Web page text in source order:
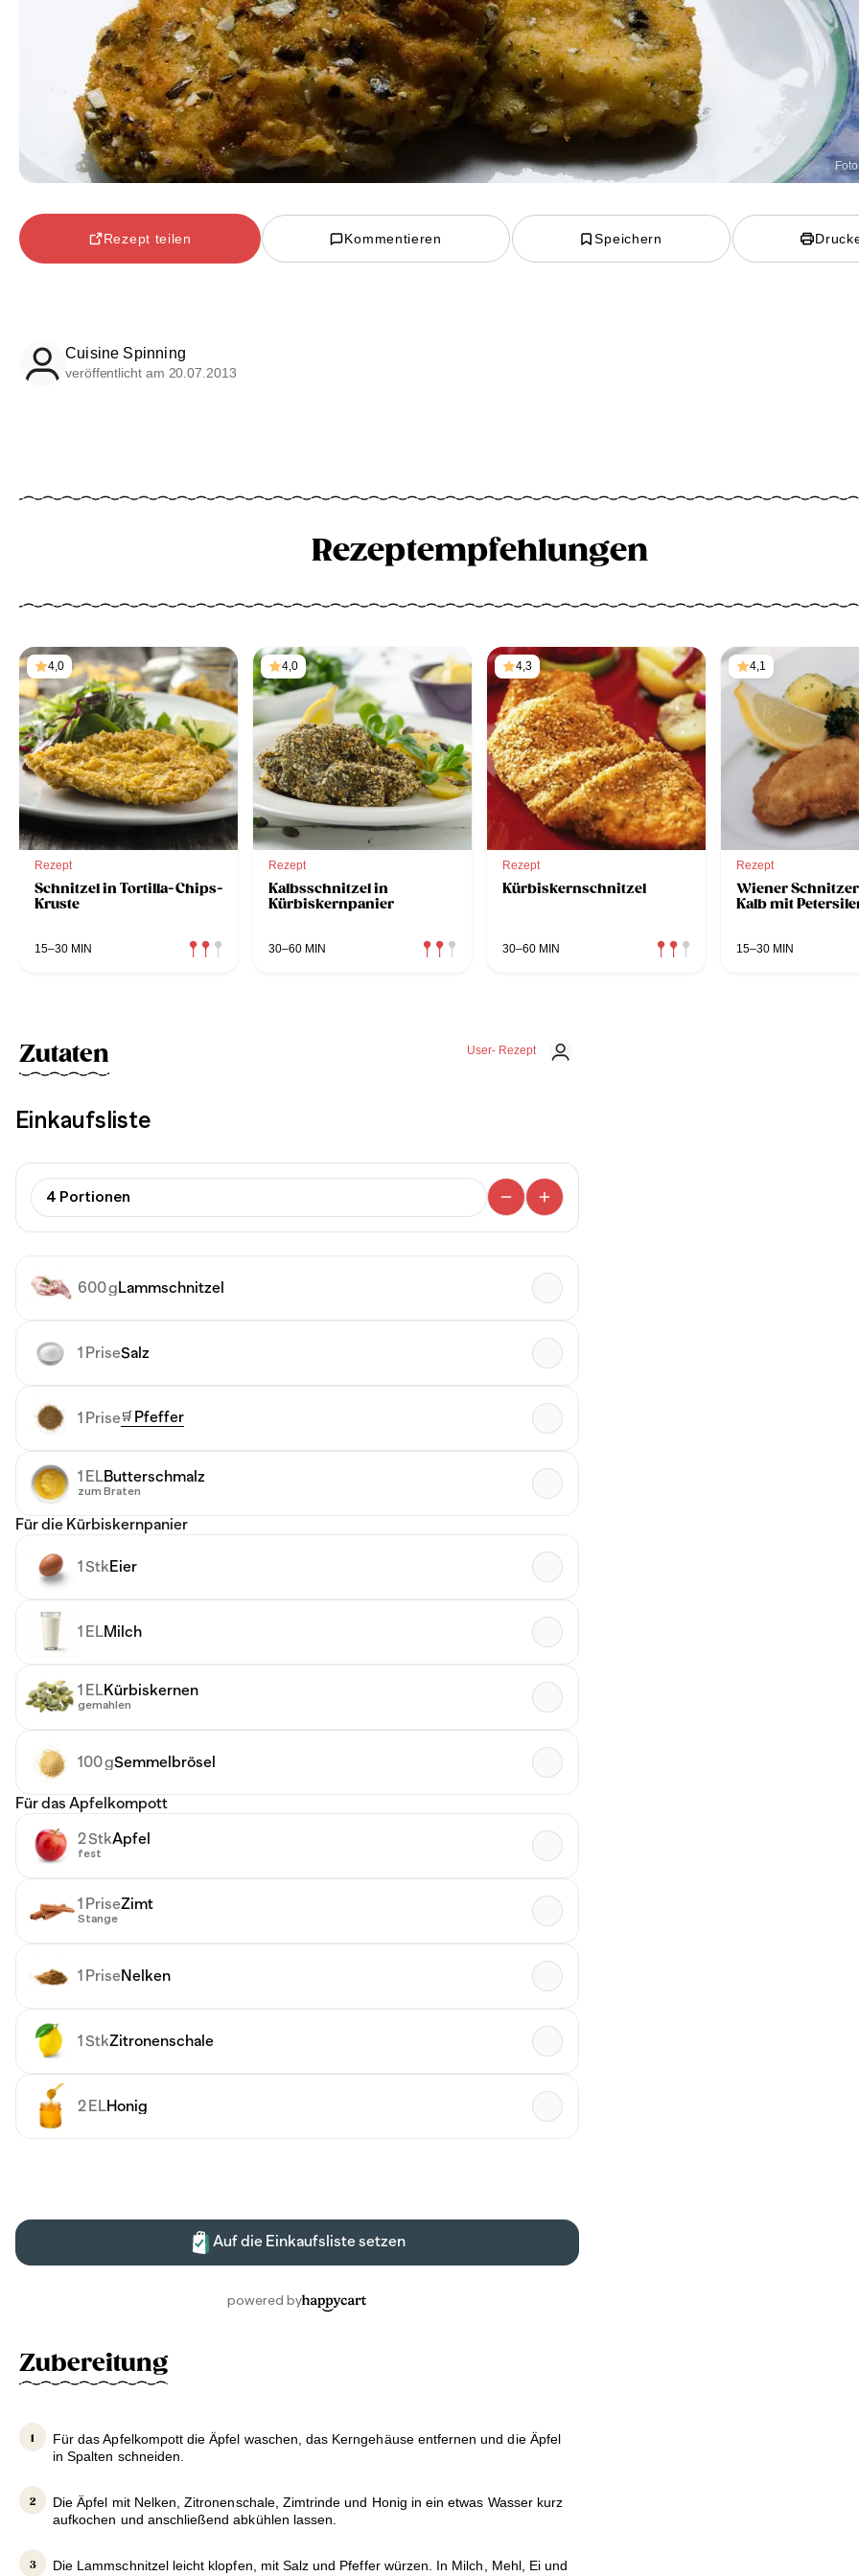
Rezept teilen Kommentieren Speichern
Cuisine Spinning
veröffentlicht am 20.07.2013
Rezeptempfehlungen
4,0
Rezept
Schnitzel in Tortilla-Chips-
Kruste
15–30 MIN
4,0
Rezept
Kalbsschnitzel in
Kürbiskernpanier
30–60 MIN
4,3
Rezept
Kürbiskernschnitzel
30–60 MIN
4,1
Rezept
Wiener
Kalb mit
15–30 MIN
User- Rezept
Zutaten
Zubereitung
Für das Apfelkompott die Äpfel waschen, das Kerngehäuse entfernen und die Äpfel
in Spalten schneiden.
Die Äpfel mit Nelken, Zitronenschale, Zimtrinde und Honig in ein etwas Wasser kurz
aufkochen und anschließend abkühlen lassen.
Die Lammschnitzel leicht klopfen, mit Salz und Pfeffer würzen. In Milch, Mehl, Ei und